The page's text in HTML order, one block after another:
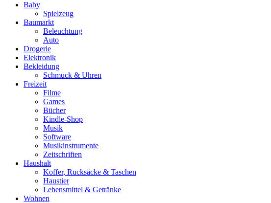
Baby
Spielzeug
Baumarkt
Beleuchtung
Auto
Drogerie
Elektronik
Bekleidung
Schmuck & Uhren
Freizeit
Filme
Games
Bücher
Kindle-Shop
Musik
Software
Musikinstrumente
Zeitschriften
Haushalt
Koffer, Rucksäcke & Taschen
Haustier
Lebensmittel & Getränke
Wohnen